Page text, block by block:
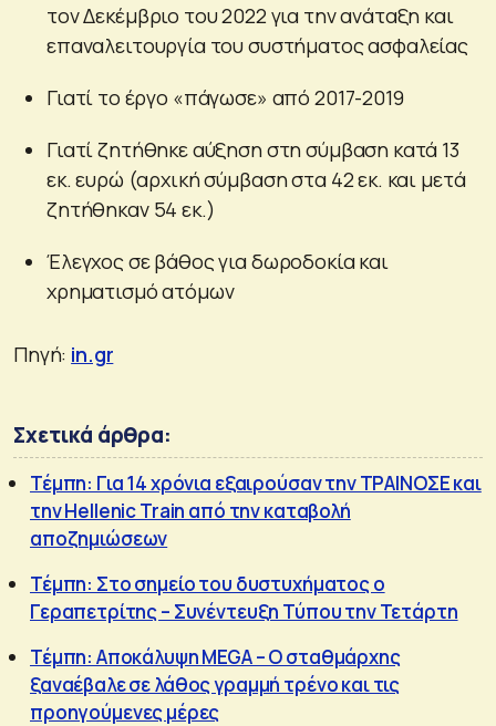
τον Δεκέμβριο του 2022 για την ανάταξη και
επαναλειτουργία του συστήματος ασφαλείας
Γιατί το έργο «πάγωσε» από 2017-2019
Γιατί ζητήθηκε αύξηση στη σύμβαση κατά 13
εκ. ευρώ (αρχική σύμβαση στα 42 εκ. και μετά
ζητήθηκαν 54 εκ.)
Έλεγχος σε βάθος για δωροδοκία και
χρηματισμό ατόμων
Πηγή: in.gr
Σχετικά άρθρα:
Τέμπη: Για 14 χρόνια εξαιρούσαν την ΤΡΑΙΝΟΣΕ και
την Hellenic Train από την καταβολή
αποζημιώσεων
Τέμπη: Στο σημείο του δυστυχήματος ο
Γεραπετρίτης – Συνέντευξη Τύπου την Τετάρτη
Τέμπη: Αποκάλυψη MEGA – Ο σταθμάρχης
ξαναέβαλε σε λάθος γραμμή τρένο και τις
προηγούμενες μέρες